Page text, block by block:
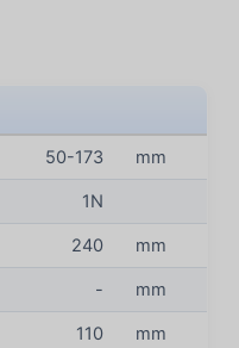
50-173 mm
1N
240 mm
- mm
110 mm